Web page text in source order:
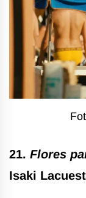
21. Flores
Isaki